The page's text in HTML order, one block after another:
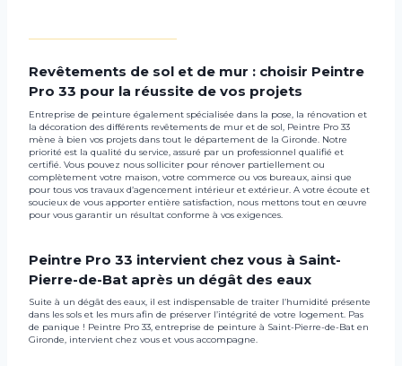
Revêtements de sol et de mur : choisir Peintre
Pro 33 pour la réussite de vos projets
Entreprise de peinture également spécialisée dans la pose, la rénovation et
la décoration des différents revêtements de mur et de sol, Peintre Pro 33
mène à bien vos projets dans tout le département de la Gironde. Notre
priorité est la qualité du service, assuré par un professionnel qualifié et
certifié. Vous pouvez nous solliciter pour rénover partiellement ou
complètement votre maison, votre commerce ou vos bureaux, ainsi que
pour tous vos travaux d’agencement intérieur et extérieur. A votre écoute et
soucieux de vous apporter entière satisfaction, nous mettons tout en œuvre
pour vous garantir un résultat conforme à vos exigences.
Peintre Pro 33 intervient chez vous à Saint-
Pierre-de-Bat après un dégât des eaux
Suite à un dégât des eaux, il est indispensable de traiter l’humidité présente
dans les sols et les murs afin de préserver l’intégrité de votre logement. Pas
de panique ! Peintre Pro 33, entreprise de peinture à Saint-Pierre-de-Bat en
Gironde, intervient chez vous et vous accompagne.